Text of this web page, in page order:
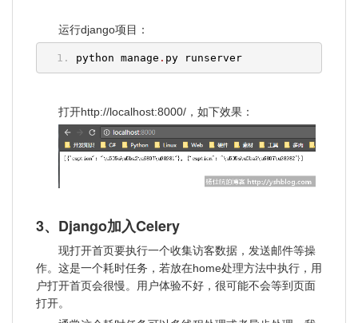
运行django项目：
python manage . py runserver
打开http://localhost:8000/，如下效果：
3、Django加入Celery
现打开首页要执行一个收集访客数据，发送邮件等操
作。这是一个耗时任务，若放在home处理方法中执行，用
户打开首页会很慢。用户体验不好，很可能不会等到页面
打开。